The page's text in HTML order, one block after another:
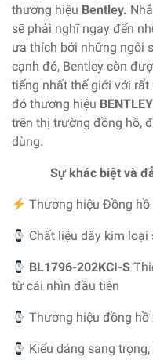
thương hiệu Bentley.
sẽ phải nghĩ ngay đến
ưa thích bởi những ngôi
cạnh đó, Bentley còn
tiếng nhất thế giới với
đó thương hiệu
trên thị trường đồng hồ,
dùng.
Sự khác biệt và
Thương hiệu Đồng hồ
Chất liệu dây kim
BL1796-202KCI-S
từ cái nhìn đầu tiên
Thương hiệu đồng hồ
Kiểu dáng sang